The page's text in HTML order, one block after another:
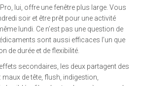
Pro, lui, offre une fenêtre plus large. Vous
soir et être prêt pour une activité
lundi. Ce n’est pas une question de
sont aussi efficaces l’un que
de durée et de flexibilité.
secondaires, les deux partagent des
de tête, flush, indigestion,